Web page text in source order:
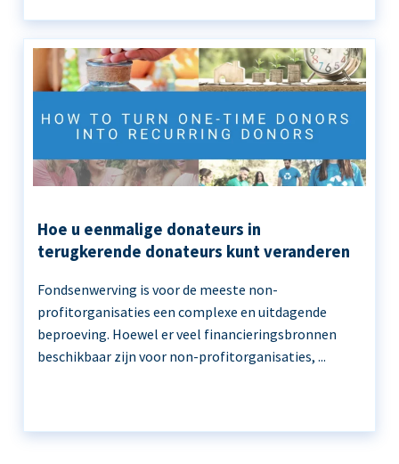
Hoe u eenmalige donateurs in
terugkerende donateurs kunt veranderen
Fondsenwerving is voor de meeste non-
profitorganisaties een complexe en uitdagende
beproeving. Hoewel er veel financieringsbronnen
beschikbaar zijn voor non-profitorganisaties, ...